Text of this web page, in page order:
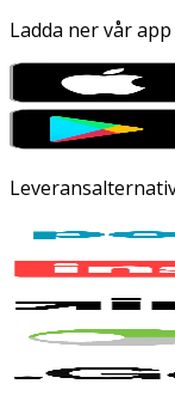
Ladda ner vår app